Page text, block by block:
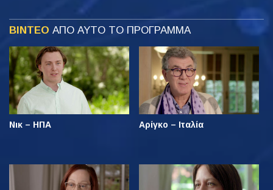
ΒΙΝΤΕΟ ΑΠΟ ΑΥΤΟ ΤΟ ΠΡΟΓΡΑΜΜΑ
Νικ – ΗΠΑ Αρίγκο – Ιταλία